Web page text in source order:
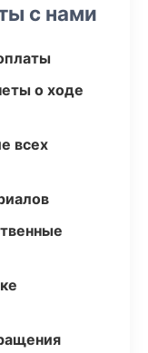
с нами
о ходе
всех